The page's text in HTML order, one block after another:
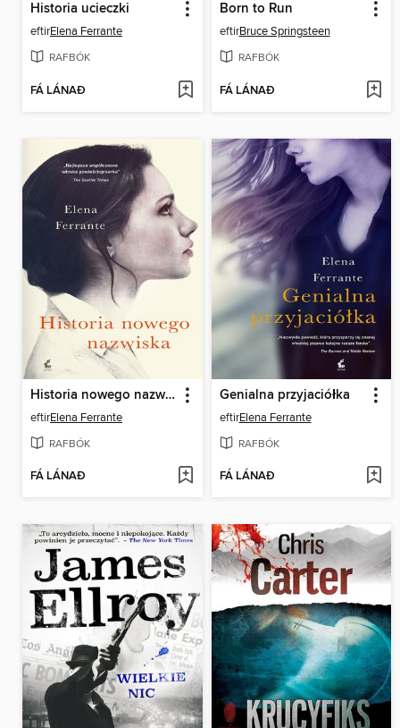
Historia ucieczki
eftirElena Ferrante
RAFBÓK
FÁ LÁNAÐ
Born to Run
eftirBruce Springsteen
RAFBÓK
FÁ LÁNAÐ
Historia nowego nazwiska
eftirElena Ferrante
RAFBÓK
FÁ LÁNAÐ
Genialna przyjaciółka
eftirElena Ferrante
RAFBÓK
FÁ LÁNAÐ